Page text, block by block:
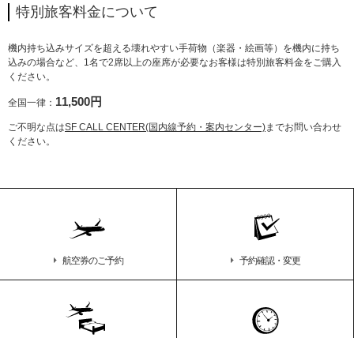
特別旅客料金について
機内持ち込みサイズを超える壊れやすい手荷物（楽器・絵画等）を機内に持ち
込みの場合など、1名で2席以上の座席が必要なお客様は特別旅客料金をご購入
ください。
全国一律： 11,500円
ご不明な点はSF CALL CENTER(国内線予約・案内センター)までお問い合わせ
ください。
航空券のご予約 予約確認・変更